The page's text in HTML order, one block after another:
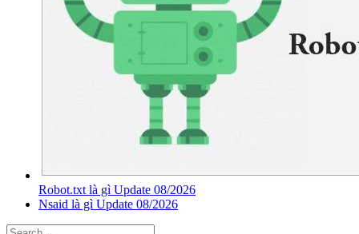
Robot.txt là gì Update 08/2026
Nsaid là gì Update 08/2026